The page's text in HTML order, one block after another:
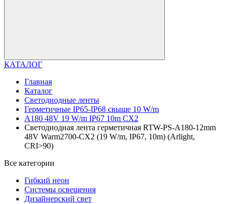
КАТАЛОГ
Главная
Каталог
Светодиодные ленты
Герметичные IP65-IP68 свыше 10 W/m
A180 48V 19 W/m IP67 10m CX2
Светодиодная лента герметичная RTW-PS-A180-12mm
48V Warm2700-CX2 (19 W/m, IP67, 10m) (Arlight,
CRI>90)
Все категории
Гибкий неон
Системы освещения
Дизайнерский свет